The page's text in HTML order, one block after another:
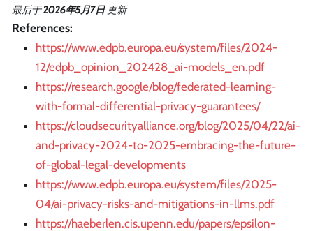
最后于2026年5月7日 更新
References:
https://www.edpb.europa.eu/system/files/2024-
12/edpb_opinion_202428_ai-models_en.pdf
https://research.google/blog/federated-learning-
with-formal-differential-privacy-guarantees/
https://cloudsecurityalliance.org/blog/2025/04/22/ai-
and-privacy-2024-to-2025-embracing-the-future-
of-global-legal-developments
https://www.edpb.europa.eu/system/files/2025-
04/ai-privacy-risks-and-mitigations-in-llms.pdf
https://haeberlen.cis.upenn.edu/papers/epsilon-